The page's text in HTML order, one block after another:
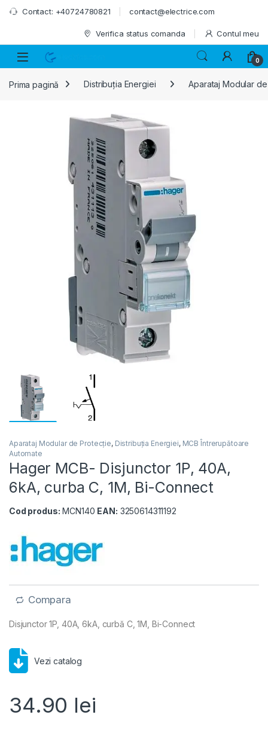
Skip to navigation
Skip to content
Contact: +40724780821 contact@electrice.com
Verifica status comanda Contul meu
0
Prima pagină Distribuția Energiei Aparataj Modular
Aparataj Modular de Protecție, Distribuția Energiei, MCB Întrerupătoare
Automate
Hager MCB- Disjunctor 1P, 40A,
6kA, curba C, 1M, Bi-Connect
Cod produs: MCN140 EAN: 3250614311192
Compara
Disjunctor 1P, 40A, 6kA, curbă C, 1M, Bi-Connect
Vezi catalog
34.90 lei